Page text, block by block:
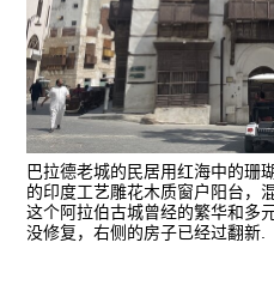
巴拉德老城的民居用红海中的珊
的印度工艺雕花木质窗户阳台，
这个阿拉伯古城曾经的繁华和多
没修复，右侧的房子已经过翻新.